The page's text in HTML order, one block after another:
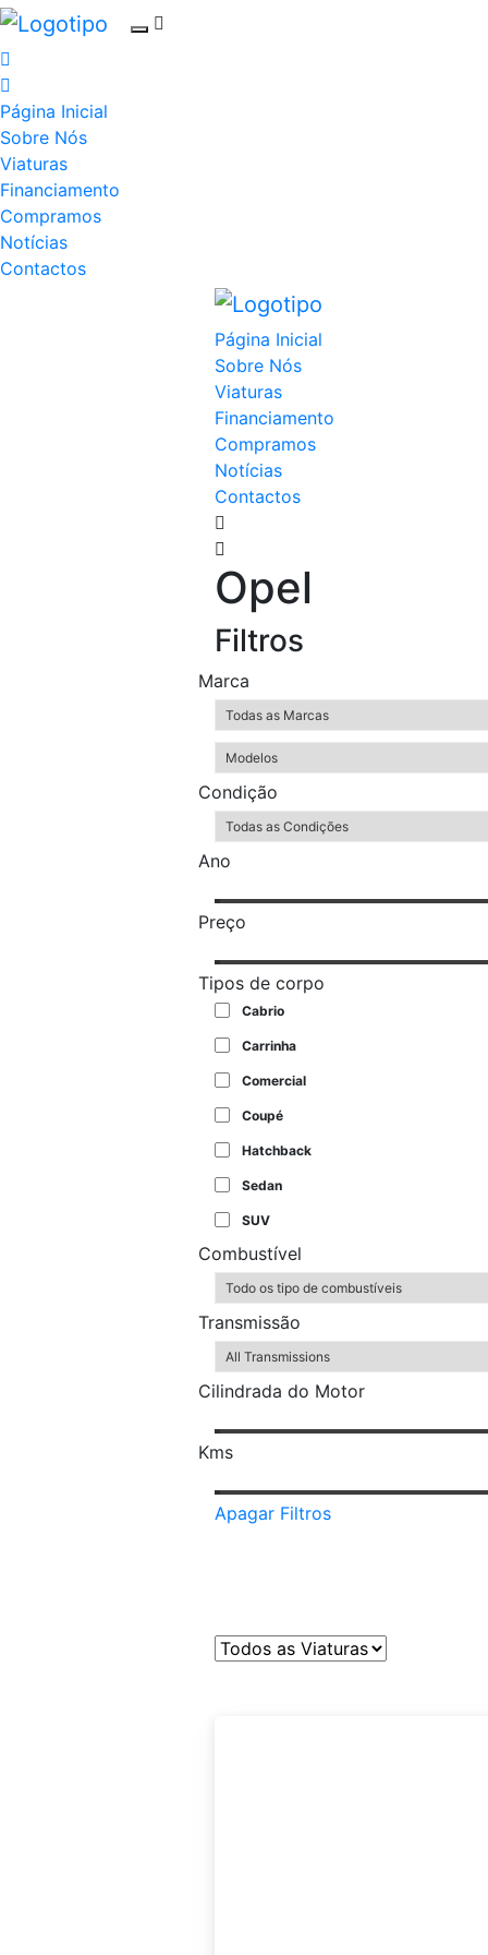
Página Inicial
Sobre Nós
Viaturas
Financiamento
Compramos
Notícias
Contactos
Página Inicial
Sobre Nós
Viaturas
Financiamento
Compramos
Notícias
Contactos
Opel
Filtros
Marca
Condição
Ano
Preço
Tipos de corpo
Cabrio
Carrinha
Comercial
Coupé
Hatchback
Sedan
SUV
Combustível
Transmissão
Cilindrada do Motor
Kms
Apagar Filtros